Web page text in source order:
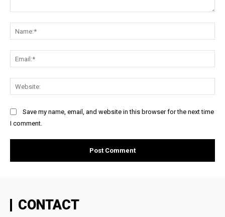
Save my name, email, and website in this browser for the next time
I comment.
CONTACT